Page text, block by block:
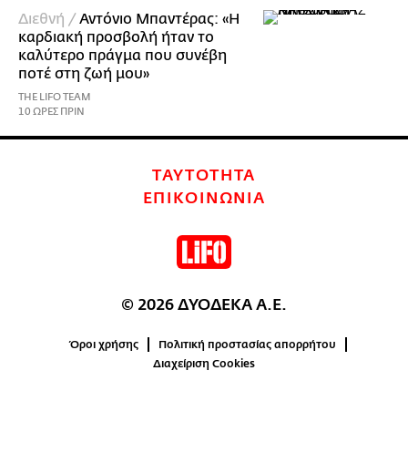
Διεθνή /Αντόνιο Μπαντέρας: «Η
καρδιακή προσβολή ήταν το
καλύτερο πράγμα που συνέβη
ποτέ στη ζωή μου»
THE LIFO TEAM
10 ΩΡΕΣ ΠΡΙΝ
ΤΑΥΤΟΤΗΤΑ
ΕΠΙΚΟΙΝΩΝΙΑ
© 2026 ΔΥΟΔΕΚΑ Α.Ε.
Όροι χρήσης
Πολιτική προστασίας απορρήτου
Διαχείριση Cookies